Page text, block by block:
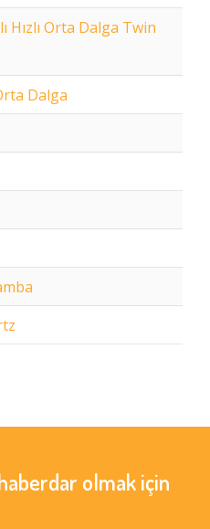
Hızlı Orta Dalga Twin
Dalga
olmak için